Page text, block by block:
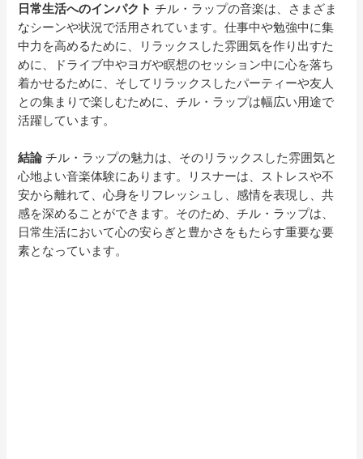
日常生活へのインパクト チル・ラップの音楽は、さまざま
なシーンや状況で活用されています。仕事中や勉強中に集
中力を高めるために、リラックスした雰囲気を作り出すた
めに、ドライブ中やヨガや瞑想のセッション中に心を落ち
着かせるために、そしてリラックスしたパーティーや友人
との集まりで楽しむために、チル・ラップは幅広い用途で
活躍しています。
結論 チル・ラップの魅力は、そのリラックスした雰囲気と
心地よい音楽体験にあります。リスナーは、ストレスや不
安から離れて、心身をリフレッシュし、感情を表現し、共
感を深めることができます。そのため、チル・ラップは、
日常生活において心の安らぎと豊かさをもたらす重要な要
素となっています。